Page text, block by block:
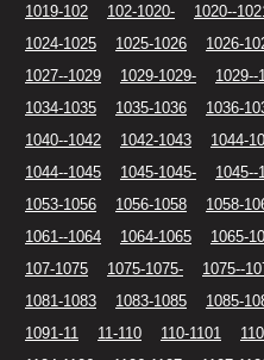
1019-102
102-1020- 1020--
1024-1025
1025-1026 1026-
1027--1029
1029-1029- 1029--
1034-1035
1035-1036 1036-
1040--1042
1042-1043 1044-
1044--1045
1045-1045- 1045--
1053-1056
1056-1058 1058-
1061--1064
1064-1065 1065-
107-1075
1075-1075- 1075--
1081-1083
1083-1085 1085-
1091-11
11-110 110-1101